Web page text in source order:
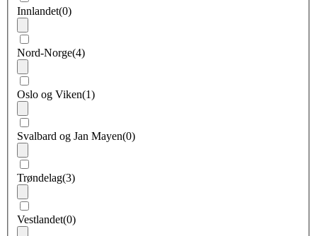
Innlandet(0)
Nord-Norge(4)
Oslo og Viken(1)
Svalbard og Jan Mayen(0)
Trøndelag(3)
Vestlandet(0)